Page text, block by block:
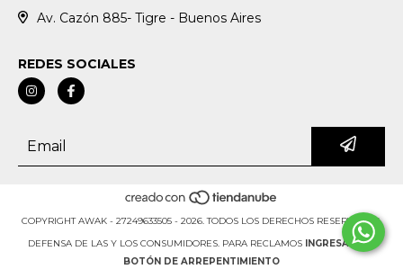
Av. Cazón 885- Tigre - Buenos Aires
REDES SOCIALES
COPYRIGHT AWAK - 27249633505 - 2026. TODOS LOS DERECHOS RESERVADOS.
DEFENSA DE LAS Y LOS CONSUMIDORES. PARA RECLAMOS
INGRESÁ ACÁ.
BOTÓN DE ARREPENTIMIENTO